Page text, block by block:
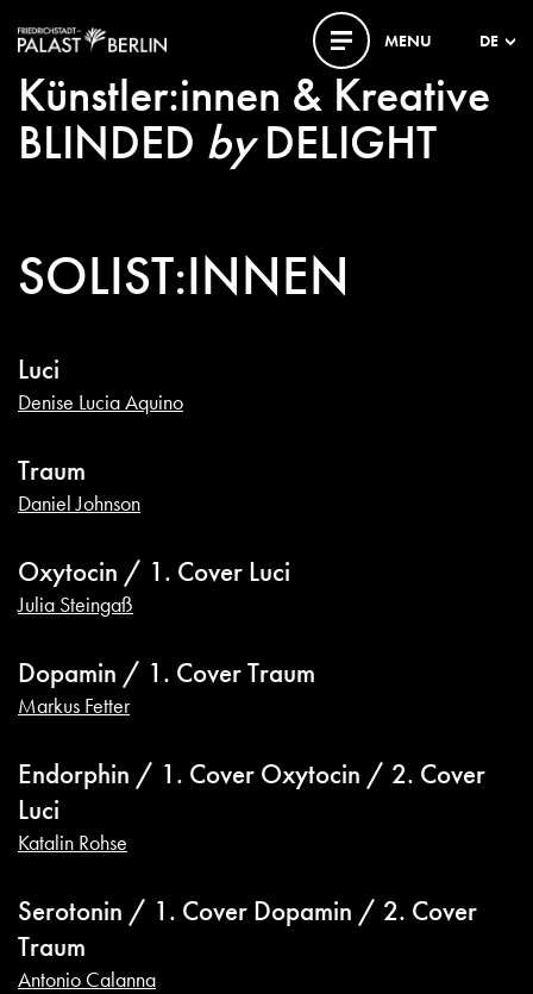
MENU DE
Künstler:innen & Kreative
BLINDED byDELIGHT
SOLIST:INNEN
Luci
Denise Lucia Aquino
Traum
Daniel Johnson
Oxytocin / 1. Cover Luci
Julia Steingaß
Dopamin / 1. Cover Traum
Markus Fetter
Endorphin / 1. Cover Oxytocin / 2. Cover
Luci
Katalin Rohse
Serotonin / 1. Cover Dopamin / 2. Cover
Traum
Antonio Calanna